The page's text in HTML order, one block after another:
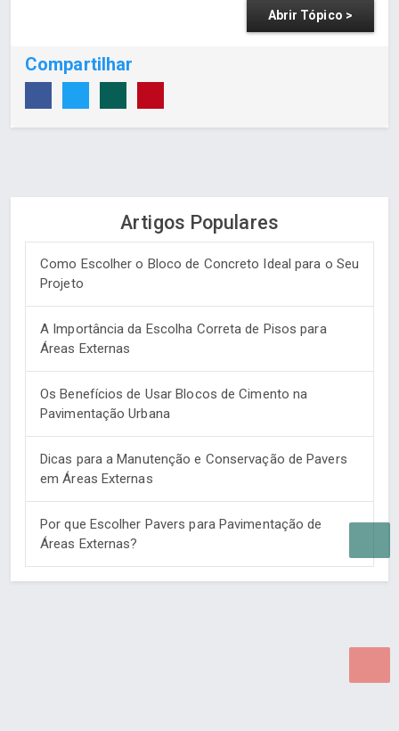
Abrir Tópico >
Compartilhar
Artigos Populares
Como Escolher o Bloco de Concreto Ideal para o Seu
Projeto
A Importância da Escolha Correta de Pisos para
Áreas Externas
Os Benefícios de Usar Blocos de Cimento na
Pavimentação Urbana
Dicas para a Manutenção e Conservação de Pavers
em Áreas Externas
Por que Escolher Pavers para Pavimentação de
Áreas Externas?